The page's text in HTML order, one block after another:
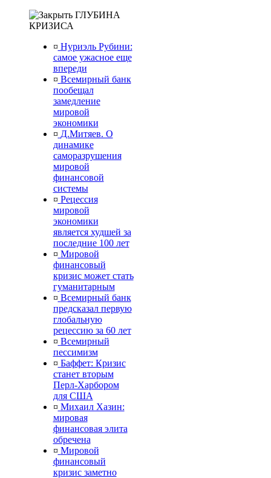
ГЛУБИНА
КРИЗИСА
¤ Нуриэль Рубини:
самое ужасное еще
впереди
¤ Всемирный банк
пообещал
замедление
мировой
экономики
¤ Д.Митяев. О
динамике
саморазрушения
мировой
финансовой
системы
¤ Рецессия
мировой
экономики
является худшей за
последние 100 лет
¤ Мировой
финансовый
кризис может стать
гуманитарным
¤ Всемирный банк
предсказал первую
глобальную
рецессию за 60 лет
¤ Всемирный
пессимизм
¤ Баффет: Кризис
станет вторым
Перл-Харбором
для США
¤ Михаил Хазин:
мировая
финансовая элита
обречена
¤ Мировой
финансовый
кризис заметно